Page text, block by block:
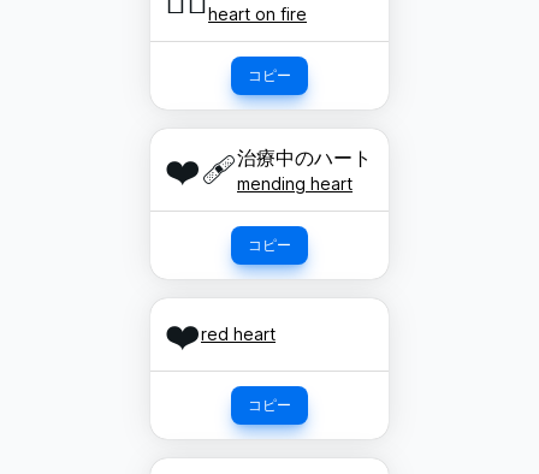
heart on fire
コピー
❤️‍🩹治療中のハート
mending heart
コピー
❤️red heart
コピー